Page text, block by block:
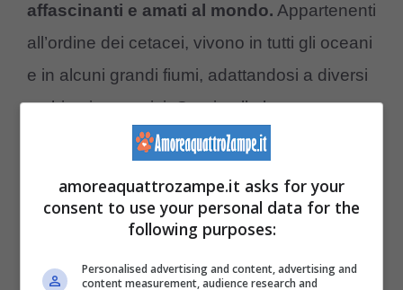
affascinanti e amati al mondo. Appartenenti
all’ordine dei cetacei, vivono in tutti gli oceani
e in alcuni grandi fiumi, adattandosi a diversi
ambienti acquatici. Grazie alla loro
straordinaria intelligenza, alla natura
delfini hanno conquistato l’interesse di
scienziati e appassionati di fauna selvatica.
amoreaquattrozampe.it asks for your
consent to use your personal data for the
following purposes:
Personalised advertising and content, advertising and
content measurement, audience research and